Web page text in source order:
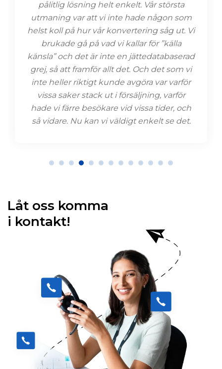
pålitlig lösning helt enkelt. Vår största
utmaning var att vi inte hade någon som
helst koll på hur vår konvertering såg ut. Vi
brukade gå på vad vi kallar för ”källa
känsla” och det är inte en jättedatabaserad
grej, så att framför allt det. Och det som vi
inte heller riktigt kunde avgöra var varför
vissa saker stack ut i försäljning, varför
hade vi färre besökare vid vissa tider, och
så vidare. Nu kan vi väldigt enkelt se det.
Låt oss komma
i kontakt!